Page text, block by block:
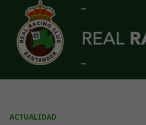
Skip to main content
ACTUALIDAD